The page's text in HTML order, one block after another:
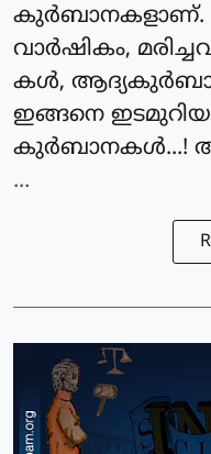
കുർബാനകളാണ്.
വാർഷികം,
കൾ,
ഇങ്ങനെ
കുർബാനകൾ...!
...